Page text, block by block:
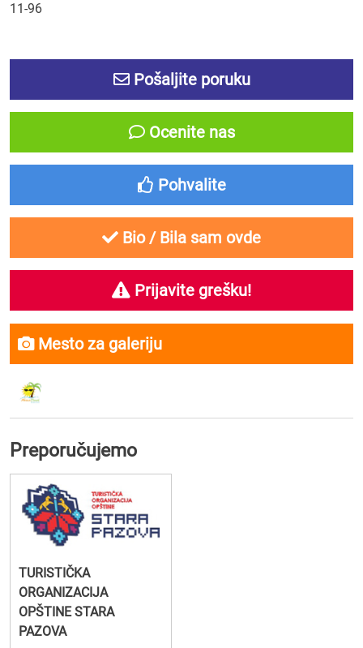
11-96
Pošaljite poruku
Ocenite nas
Pohvalite
Bio / Bila sam ovde
Prijavite grešku!
Mesto za galeriju
Preporučujemo
TURISTIČKA
ORGANIZACIJA
OPŠTINE STARA
PAZOVA